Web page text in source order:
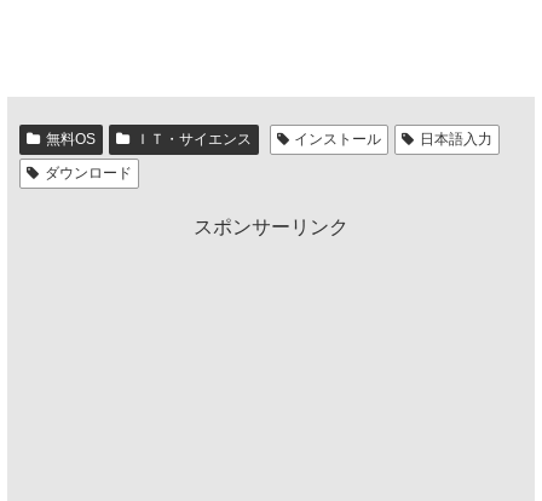
無料OS ＩＴ・サイエンス インストール
日本語入力
ダウンロード
スポンサーリンク